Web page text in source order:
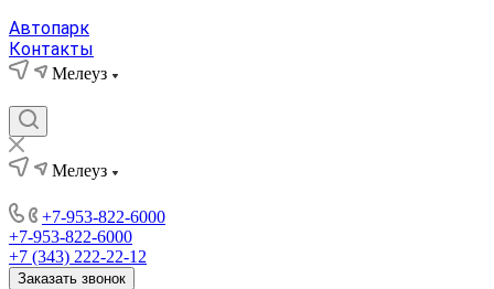
Автопарк
Контакты
Мелеуз
Мелеуз
+7-953-822-6000
+7-953-822-6000
+7 (343) 222-22-12
Заказать звонок